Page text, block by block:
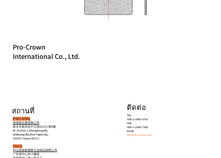
สถานที่
สำนักงานใหญ่
冠德霖企業有限公司
新北市新莊區中正路653之1號8樓
8F., No.653-1, Zhongzheng Rd.,
Xinzhuang Dist.,New Taipei City,
242051 Taiwan (R.O.C.)
โรงงาน
中山冠德霖塑胶五金制品有限公司
广东省中山市小榄镇
Pro-Crown
International Co., Ltd.
ติดต่อ
TEL:
886-2-2906-6726
FAX:
886-2-2906-7266
Email:
info@pro-crown.com